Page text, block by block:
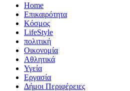
Home
Επικαιρότητα
Κόσμος
LifeStyle
πολιτική
Οικονομία
Αθλητικά
Υγεία
Εργασία
Δήμοι Περιφέρειες